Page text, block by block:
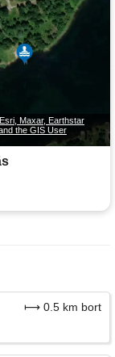
Maxar, Earthstar
the GIS User
⟼ 0.5 km bort